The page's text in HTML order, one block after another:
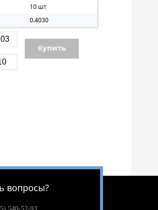
10 шт
0.4030
Купить
вопросы?